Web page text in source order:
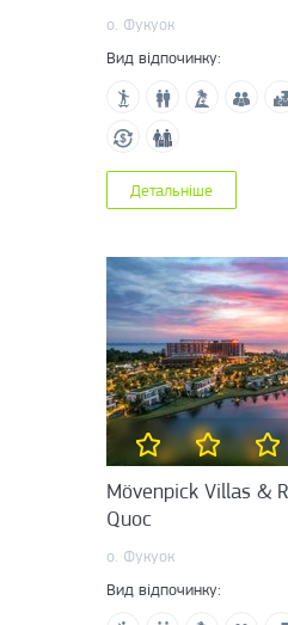
о. Фукуок
Вид відпочинку:
Детальніше
Mövenpick Villas &
Quoc
о. Фукуок
Вид відпочинку: